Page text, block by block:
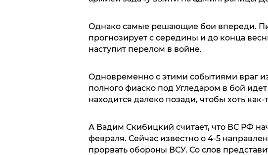
Однако самые решающие бои впереди.
прогнозирует с середины и до конца
наступит перелом в войне.
Одновременно с этими событиями враг
полного фиаско под Угледаром в бой
находится далеко позади, чтобы хоть
А Вадим Скибицкий считает, что ВС РФ
февраля. Сейчас известно о 4-5
прорвать обороны ВСУ. Со слов